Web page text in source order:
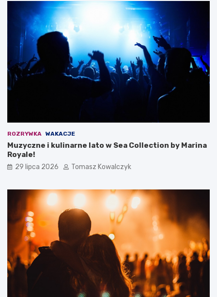
ROZRYWKA WAKACJE
Muzyczne i kulinarne lato w Sea Collection by Marina
Royale!
29 lipca 2026 Tomasz Kowalczyk